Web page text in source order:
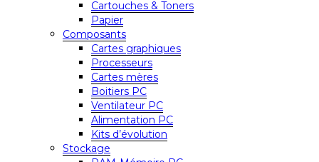
Cartouches & Toners
Papier
Composants
Cartes graphiques
Processeurs
Cartes mères
Boitiers PC
Ventilateur PC
Alimentation PC
Kits d’évolution
Stockage